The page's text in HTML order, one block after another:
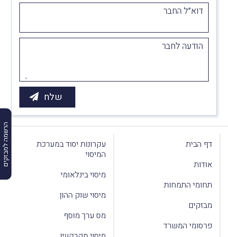
הרשמה למבזקים
דוא״ל החבר
הודעה לחבר
דף הבית
אודות
תחומי התמחות
מבזקים
פרסומי המשרד
עקרונות יסוד במערכת
המיסוי
מיסוי בינלאומי
מיסוי שוק ההון
מס ערך מוסף